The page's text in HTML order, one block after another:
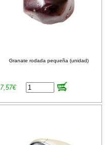
Granate rodada pequeña (unidad)
7,57€